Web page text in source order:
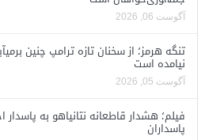
آگوست 06, 2026
تنگه هرمز؛ از سخنان تازه ترامپ چنین
نیامده است
آگوست 05, 2026
فیلم؛ هشدار قاطعانه نتانیاهو به
پاسداران